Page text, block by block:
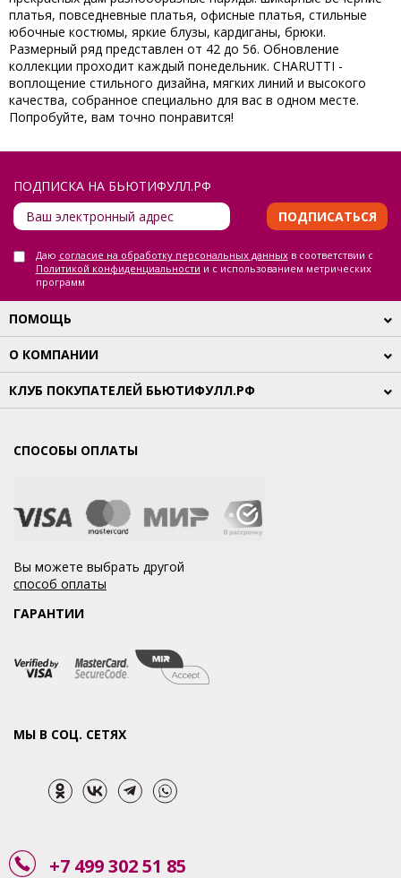
платья, повседневные платья, офисные платья, стильные
юбочные костюмы, яркие блузы, кардиганы, брюки.
Размерный ряд представлен от 42 до 56. Обновление
коллекции проходит каждый понедельник. CHARUTTI -
воплощение стильного дизайна, мягких линий и высокого
качества, собранное специально для вас в одном месте.
Попробуйте, вам точно понравится!
ПОДПИСКА НА БЬЮТИФУЛЛ.РФ
ПОДПИСАТЬСЯ
Даю согласие на обработку персональных данныхв соответствии с
Политикой конфиденциальности и с использованием метрических
программ
ПОМОЩЬ
О КОМПАНИИ
КЛУБ ПОКУПАТЕЛЕЙ БЬЮТИФУЛЛ.РФ
СПОСОБЫ ОПЛАТЫ
Вы можете выбрать другой
способ оплаты
ГАРАНТИИ
МЫ В СОЦ. СЕТЯХ
+7 499 302 51 85